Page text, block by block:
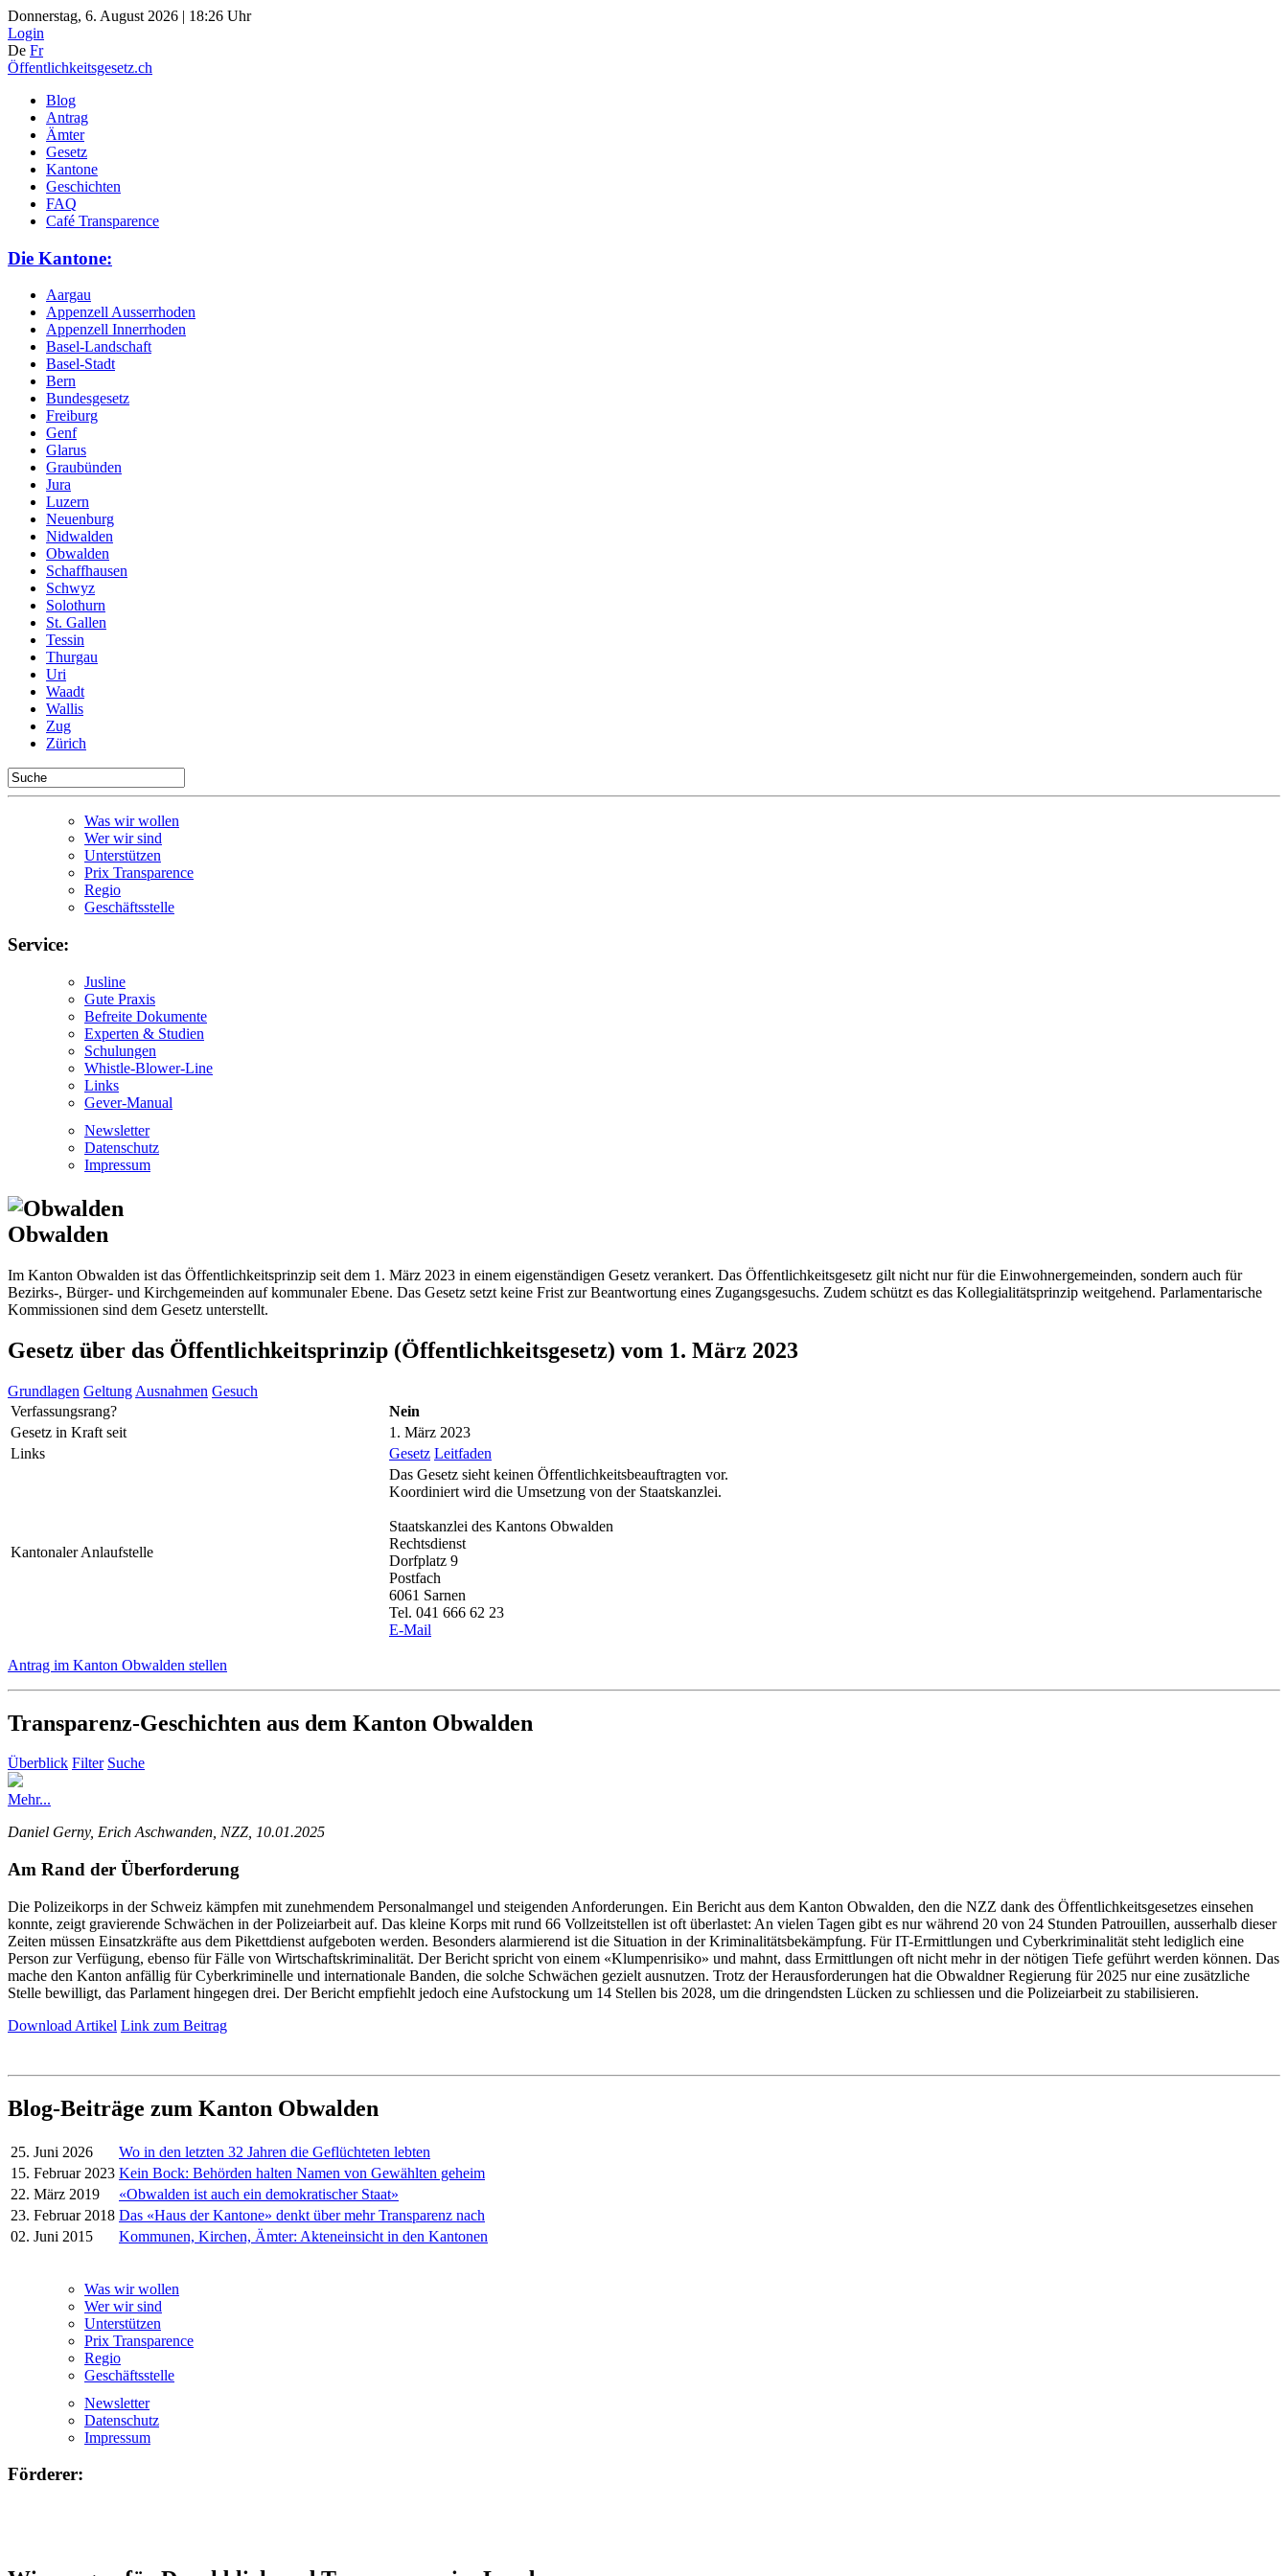
Donnerstag, 6. August 2026 | 18:26 Uhr
Login
De Fr
Öffentlichkeitsgesetz.ch
Blog
Antrag
Ämter
Gesetz
Kantone
Geschichten
FAQ
Café Transparence
Die Kantone:
Aargau
Appenzell Ausserrhoden
Appenzell Innerrhoden
Basel-Landschaft
Basel-Stadt
Bern
Bundesgesetz
Freiburg
Genf
Glarus
Graubünden
Jura
Luzern
Neuenburg
Nidwalden
Obwalden
Schaffhausen
Schwyz
Solothurn
St. Gallen
Tessin
Thurgau
Uri
Waadt
Wallis
Zug
Zürich
Was wir wollen
Wer wir sind
Unterstützen
Prix Transparence
Regio
Geschäftsstelle
Service:
Jusline
Gute Praxis
Befreite Dokumente
Experten & Studien
Schulungen
Whistle-Blower-Line
Links
Gever-Manual
Newsletter
Datenschutz
Impressum
Obwalden
Im Kanton Obwalden ist das Öffentlichkeitsprinzip seit dem 1. März 2023 in einem eigenständigen Gesetz verankert. Das Öffentlichkeitsgesetz gilt nicht nur für die Einwohnergemeinden, sondern auch für
Bezirks-, Bürger- und Kirchgemeinden auf kommunaler Ebene. Das Gesetz setzt keine Frist zur Beantwortung eines Zugangsgesuchs. Zudem schützt es das Kollegialitätsprinzip weitgehend. Parlamentarische
Kommissionen sind dem Gesetz unterstellt.
Gesetz über das Öffentlichkeitsprinzip (Öffentlichkeitsgesetz) vom 1. März 2023
Grundlagen Geltung Ausnahmen Gesuch
Verfassungsrang?
Nein
Gesetz in Kraft seit
1. März 2023
Links
Gesetz Leitfaden
Kantonaler Anlaufstelle
Das Gesetz sieht keinen Öffentlichkeitsbeauftragten vor.
Koordiniert wird die Umsetzung von der Staatskanzlei.
Staatskanzlei des Kantons Obwalden
Rechtsdienst
Dorfplatz 9
Postfach
6061 Sarnen
Tel. 041 666 62 23
E-Mail
Antrag im Kanton Obwalden stellen
Transparenz-Geschichten aus dem Kanton Obwalden
Überblick Filter Suche
Mehr...
Daniel Gerny, Erich Aschwanden, NZZ, 10.01.2025
Am Rand der Überforderung
Die Polizeikorps in der Schweiz kämpfen mit zunehmendem Personalmangel und steigenden Anforderungen. Ein Bericht aus dem Kanton Obwalden, den die NZZ dank des Öffentlichkeitsgesetzes einsehen
konnte, zeigt gravierende Schwächen in der Polizeiarbeit auf. Das kleine Korps mit rund 66 Vollzeitstellen ist oft überlastet: An vielen Tagen gibt es nur während 20 von 24 Stunden Patrouillen, ausserhalb dieser
Zeiten müssen Einsatzkräfte aus dem Pikettdienst aufgeboten werden. Besonders alarmierend ist die Situation in der Kriminalitätsbekämpfung. Für IT-Ermittlungen und Cyberkriminalität steht lediglich eine
Person zur Verfügung, ebenso für Fälle von Wirtschaftskriminalität. Der Bericht spricht von einem «Klumpenrisiko» und mahnt, dass Ermittlungen oft nicht mehr in der nötigen Tiefe geführt werden können. Das
mache den Kanton anfällig für Cyberkriminelle und internationale Banden, die solche Schwächen gezielt ausnutzen. Trotz der Herausforderungen hat die Obwaldner Regierung für 2025 nur eine zusätzliche
Stelle bewilligt, das Parlament hingegen drei. Der Bericht empfiehlt jedoch eine Aufstockung um 14 Stellen bis 2028, um die dringendsten Lücken zu schliessen und die Polizeiarbeit zu stabilisieren.
Download Artikel Link zum Beitrag
Blog-Beiträge zum Kanton Obwalden
25. Juni 2026
Wo in den letzten 32 Jahren die Geflüchteten lebten
15. Februar 2023 Kein Bock: Behörden halten Namen von Gewählten geheim
22. März 2019
«Obwalden ist auch ein demokratischer Staat»
23. Februar 2018 Das «Haus der Kantone» denkt über mehr Transparenz nach
02. Juni 2015
Kommunen, Kirchen, Ämter: Akteneinsicht in den Kantonen
Was wir wollen
Wer wir sind
Unterstützen
Prix Transparence
Regio
Geschäftsstelle
Newsletter
Datenschutz
Impressum
Förderer: